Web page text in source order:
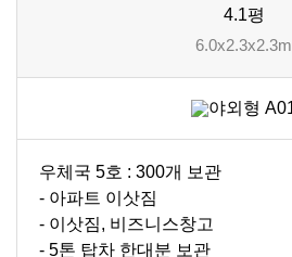
4.1평
6.0x2.3x2.3m
우체국 5호 : 300개 보관
- 아파트 이삿짐
- 이삿짐, 비즈니스창고
- 5톤 탑차 한대분 보관